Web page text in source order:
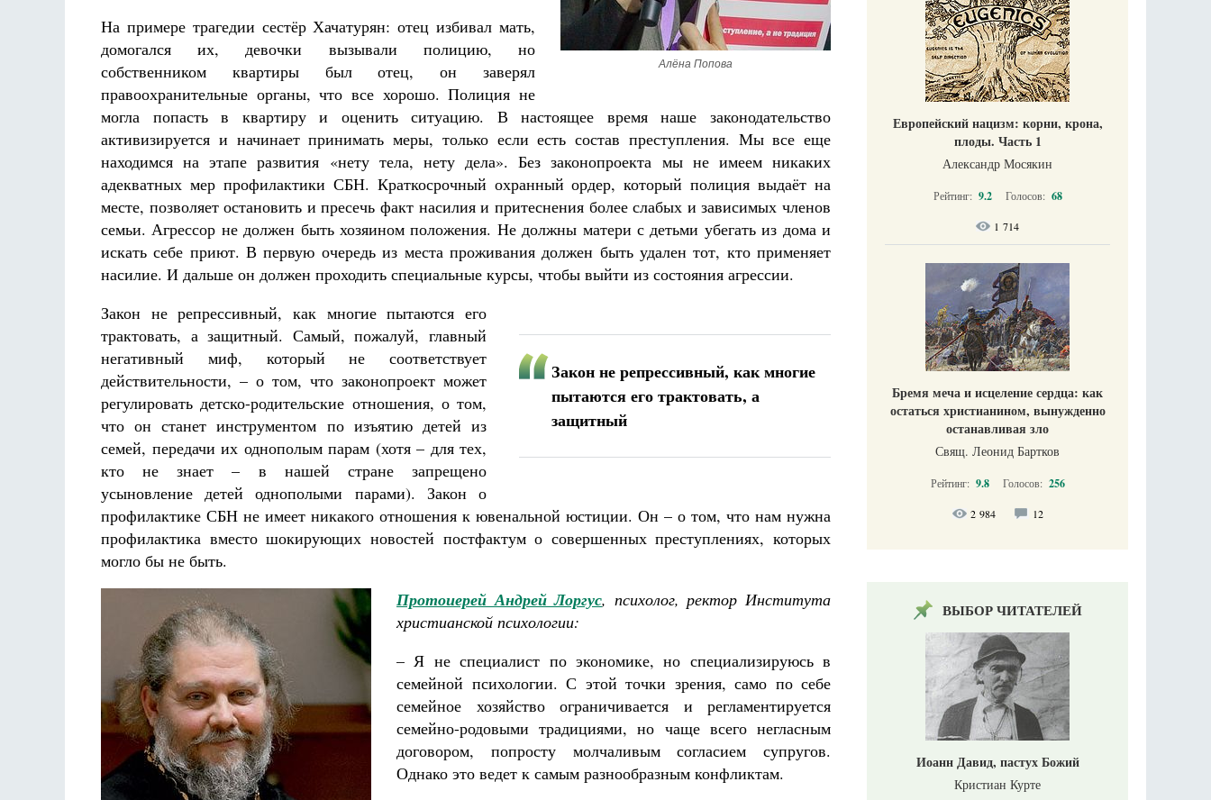
Алёна Попова
На примере трагедии сестёр Хачатурян: отец избивал мать,
домогался их, девочки вызывали полицию, но
собственником квартиры был отец, он заверял
правоохранительные органы, что все хорошо. Полиция не
могла попасть в квартиру и оценить ситуацию. В настоящее время наше законодательство
активизируется и начинает принимать меры, только если есть состав преступления. Мы все еще
находимся на этапе развития «нету тела, нету дела». Без законопроекта мы не имеем никаких
адекватных мер профилактики СБН. Краткосрочный охранный ордер, который полиция выдаёт на
месте, позволяет остановить и пресечь факт насилия и притеснения более слабых и зависимых членов
семьи. Агрессор не должен быть хозяином положения. Не должны матери с детьми убегать из дома и
искать себе приют. В первую очередь из места проживания должен быть удален тот, кто применяет
насилие. И дальше он должен проходить специальные курсы, чтобы выйти из состояния агрессии.
Закон не репрессивный, как многие
пытаются его трактовать, а
защитный
Закон не репрессивный, как многие пытаются его
трактовать, а защитный. Самый, пожалуй, главный
негативный миф, который не соответствует
действительности, – о том, что законопроект может
регулировать детско-родительские отношения, о том,
что он станет инструментом по изъятию детей из
семей, передачи их однополым парам (хотя – для тех,
кто не знает – в нашей стране запрещено
усыновление детей однополыми парами). Закон о
профилактике СБН не имеет никакого отношения к ювенальной юстиции. Он – о том, что нам нужна
профилактика вместо шокирующих новостей постфактум о совершенных преступлениях, которых
могло бы не быть.
Протоиерей Андрей Лоргус, психолог, ректор Института
христианской психологии:
– Я не специалист по экономике, но специализируюсь в
семейной психологии. С этой точки зрения, само по себе
семейное хозяйство ограничивается и регламентируется
семейно-родовыми традициями, но чаще всего негласным
договором, попросту молчаливым согласием супругов.
Однако это ведет к самым разнообразным конфликтам.
Европейский нацизм: корни, крона,
плоды. Часть 1
Александр Мосякин
Рейтинг: 9.2 Голосов: 68
1 714
Бремя меча и исцеление сердца: как
остаться христианином, вынужденно
останавливая зло
Свящ. Леонид Бартков
Рейтинг: 9.8 Голосов: 256
2 984 12
ВЫБОР ЧИТАТЕЛЕЙ
Иоанн Давид, пастух Божий
Кристиан Курте